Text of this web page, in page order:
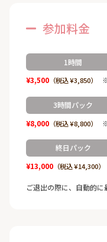
参加料金
1時間
¥3,500（税込 ¥3,850）
3時間パック
¥8,000（税込 ¥8,800）
終日パック
¥13,000（税込 ¥14,300）
ご退出の際に、自動的に